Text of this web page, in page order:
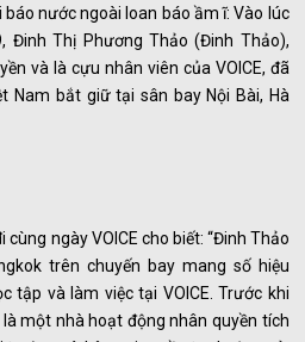
nước ngoài loan báo ầm ĩ: Vào lúc
Đinh Thị Phương Thảo (Đinh Thảo),
và là cựu nhân viên của VOICE, đã
Nam bắt giữ tại sân bay Nội Bài, Hà
ngày VOICE cho biết: “Đinh Thảo
trên chuyến bay mang số hiệu
tập và làm việc tại VOICE. Trước khi
là một nhà hoạt động nhân quyền tích